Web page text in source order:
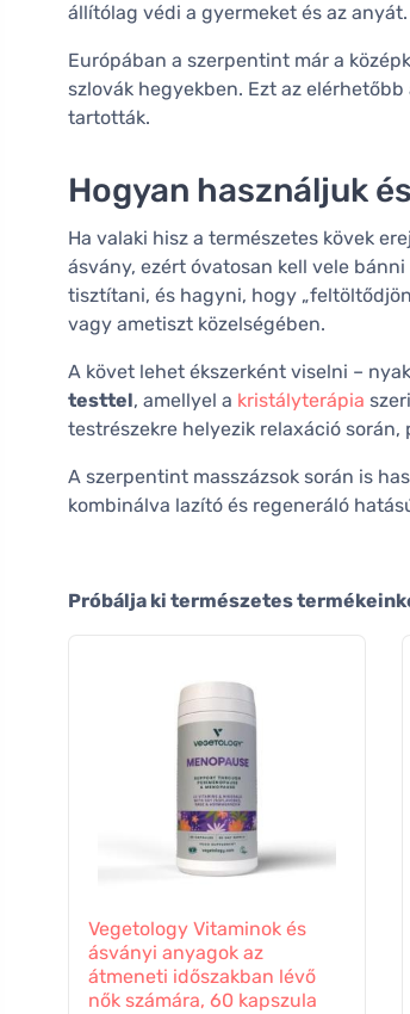
állítólag védi a gyermeket és az anyát.
Európában a szerpentint már a
szlovák hegyekben. Ezt az
tartották.
Hogyan használjuk
Ha valaki hisz a természetes kövek
ásvány, ezért óvatosan kell vele
tisztítani, és hagyni, hogy
vagy ametiszt közelségében.
A követ lehet ékszerként viselni –
testtel, amellyel a kristályterápia
testrészekre helyezik relaxáció
A szerpentint masszázsok során is
kombinálva lazító és regeneráló
Próbálja ki természetes
Vegetology Vitaminok és
ásványi anyagok az
átmeneti időszakban lévő
nők számára, 60 kapszula